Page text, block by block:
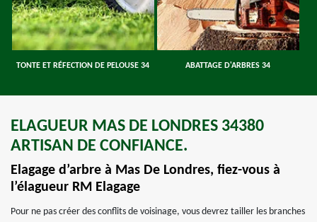
TONTE ET RÉFECTION DE PELOUSE 34 ABATTAGE D'ARBRES 34
ELAGUEUR MAS DE LONDRES 34380
ARTISAN DE CONFIANCE.
Elagage d’arbre à Mas De Londres, fiez-vous à
l’élagueur RM Elagage
Pour ne pas créer des conflits de voisinage, vous devrez tailler les branches